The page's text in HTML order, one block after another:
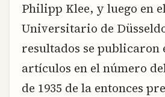
Philipp Klee, y luego en
Universitario de
resultados se publicaron
artículos en el número
de 1935 de la entonces